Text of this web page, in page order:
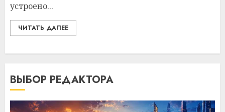
устроено...
ЧИТАТЬ ДАЛЕЕ
ВЫБОР РЕДАКТОРА